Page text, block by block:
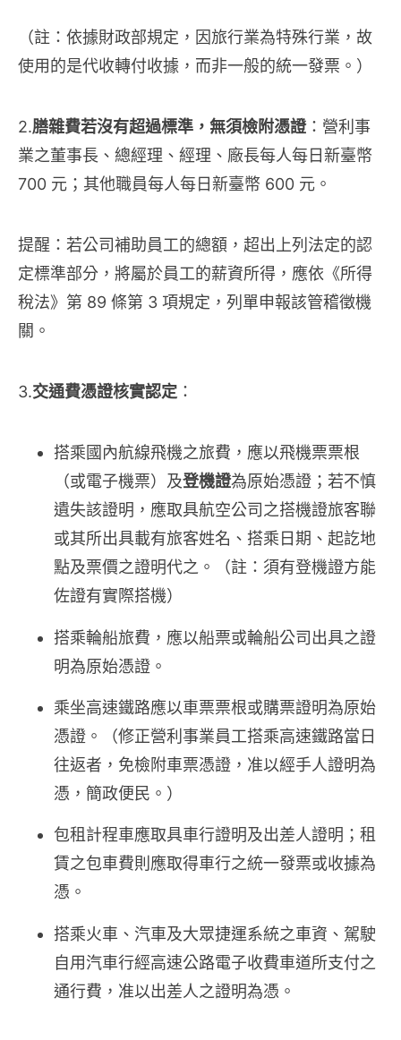
（註：依據財政部規定，因旅行業為特殊行業，故
使用的是代收轉付收據，而非一般的統一發票。）
2.膳雜費若沒有超過標準，無須檢附憑證：營利事
業之董事長、總經理、經理、廠長每人每日新臺幣
700 元；其他職員每人每日新臺幣 600 元。
提醒：若公司補助員工的總額，超出上列法定的認
定標準部分，將屬於員工的薪資所得，應依《所得
稅法》第 89 條第 3 項規定，列單申報該管稽徵機
關。
3.交通費憑證核實認定 ：
搭乘國內航線飛機之旅費，應以飛機票票根
（或電子機票）及登機證為原始憑證；若不慎
遺失該證明，應取具航空公司之搭機證旅客聯
或其所出具載有旅客姓名、搭乘日期、起訖地
點及票價之證明代之。（註：須有登機證方能
佐證有實際搭機）
搭乘輪船旅費，應以船票或輪船公司出具之證
明為原始憑證。
乘坐高速鐵路應以車票票根或購票證明為原始
憑證。（修正營利事業員工搭乘高速鐵路當日
往返者，免檢附車票憑證，准以經手人證明為
憑，簡政便民。）
包租計程車應取具車行證明及出差人證明；租
賃之包車費則應取得車行之統一發票或收據為
憑。
搭乘火車、汽車及大眾捷運系統之車資、駕駛
自用汽車行經高速公路電子收費車道所支付之
通行費，准以出差人之證明為憑。